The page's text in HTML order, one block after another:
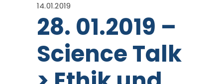
14.01.2019
28. 01.2019 –
Science Talk